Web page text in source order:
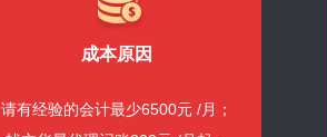
成本原因
请有经验的会计最少6500元 /月；